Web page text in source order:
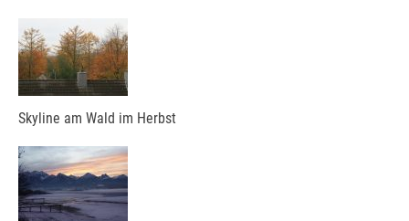
Skyline am Wald im Herbst